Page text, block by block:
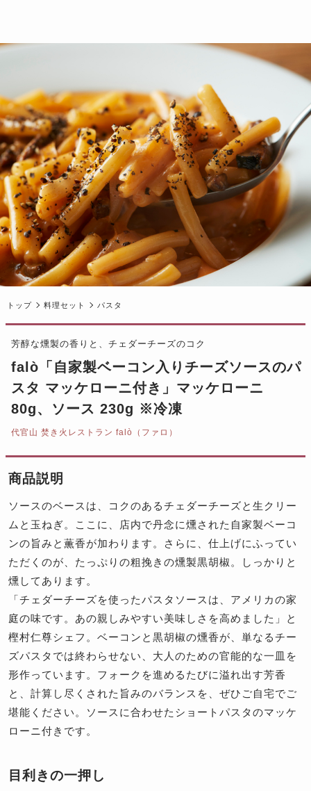
トップ 料理セット パスタ
芳醇な燻製の香りと、チェダーチーズのコク
falò「自家製ベーコン入りチーズソースのパ
スタ マッケローニ付き」マッケローニ
80g、ソース 230g ※冷凍
代官山 焚き火レストラン falò（ファロ）
商品説明
ソースのベースは、コクのあるチェダーチーズと生クリー
ムと玉ねぎ。ここに、店内で丹念に燻された自家製ベーコ
ンの旨みと薫香が加わります。さらに、仕上げにふってい
ただくのが、たっぷりの粗挽きの燻製黒胡椒。しっかりと
燻してあります。
「チェダーチーズを使ったパスタソースは、アメリカの家
庭の味です。あの親しみやすい美味しさを高めました」と
樫村仁尊シェフ。ベーコンと黒胡椒の燻香が、単なるチー
ズパスタでは終わらせない、大人のための官能的な一皿を
形作っています。フォークを進めるたびに溢れ出す芳香
と、計算し尽くされた旨みのバランスを、ぜひご自宅でご
堪能ください。ソースに合わせたショートパスタのマッケ
ローニ付きです。
目利きの一押し